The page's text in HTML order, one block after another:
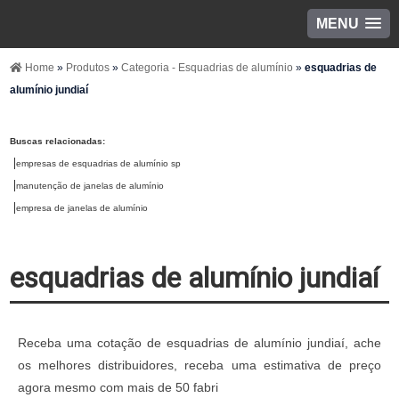
MENU
Home » Produtos»Categoria - Esquadrias de alumínio»esquadrias de
alumínio jundiaí
Buscas relacionadas:
empresas de esquadrias de alumínio sp
manutenção de janelas de alumínio
empresa de janelas de alumínio
esquadrias de alumínio jundiaí
Receba uma cotação de esquadrias de alumínio jundiaí, ache
os melhores distribuidores, receba uma estimativa de preço
agora mesmo com mais de 50 fabri